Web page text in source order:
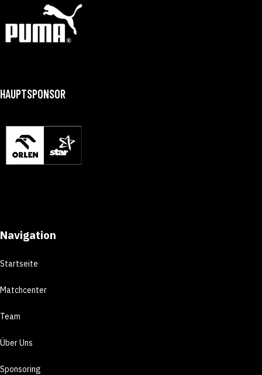
HAUPTSPONSOR
Navigation
Startseite
Matchcenter
Team
Über Uns
Sponsoring